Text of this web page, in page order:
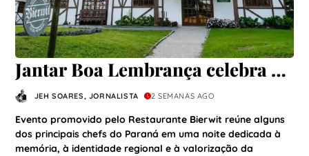
Jantar Boa Lembrança celebra a
gastronomia paranaense com
mesa gastronômica colaborativa
na Colônia Witmarsum
JEH SOARES, JORNALISTA 2 SEMANAS AGO
Evento promovido pelo Restaurante Bierwit reúne alguns
dos principais chefs do Paraná em uma noite dedicada à
memória, à identidade regional e à valorização da